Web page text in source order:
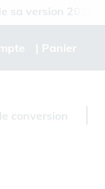
2026.3
Panier
conversion